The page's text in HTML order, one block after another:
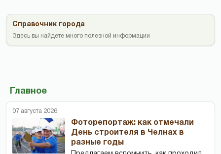
Справочник города
Здесь вы найдете много полезной информации
Главное
07 августа 2026
Фоторепортаж: как отмечали
День строителя в Челнах в
разные годы